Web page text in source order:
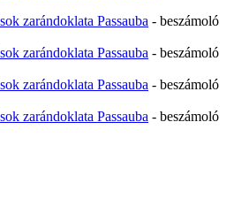
zarándoklata Passauba - beszámoló
zarándoklata Passauba - beszámoló
zarándoklata Passauba - beszámoló
zarándoklata Passauba - beszámoló